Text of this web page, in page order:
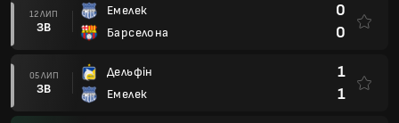
12 ЛИП
ЗВ
Емелек
Барселона
0
0
05 ЛИП
ЗВ
Дельфін
Емелек
1
1